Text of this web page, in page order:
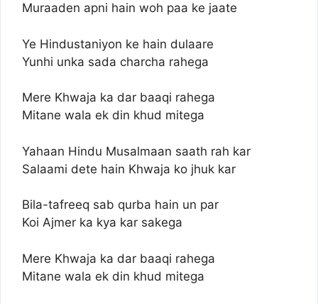
Muraaden apni hain woh paa ke jaate
Ye Hindustaniyon ke hain dulaare
Yunhi unka sada charcha rahega
Mere Khwaja ka dar baaqi rahega
Mitane wala ek din khud mitega
Yahaan Hindu Musalmaan saath rah kar
Salaami dete hain Khwaja ko jhuk kar
Bila-tafreeq sab qurba hain un par
Koi Ajmer ka kya kar sakega
Mere Khwaja ka dar baaqi rahega
Mitane wala ek din khud mitega